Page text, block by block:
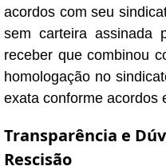
acordos com seu
sem carteira assinada
receber que combinou
homologação no
exata conforme acordos
Transparência e
Rescisão